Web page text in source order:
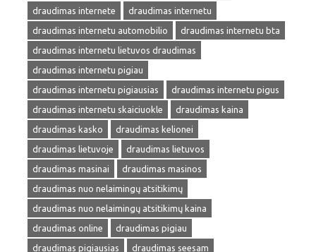
draudimas internete
draudimas internetu
draudimas internetu automobilio
draudimas internetu bta
draudimas internetu lietuvos draudimas
draudimas internetu pigiau
draudimas internetu pigiausias
draudimas internetu pigus
draudimas internetu skaiciuokle
draudimas kaina
draudimas kasko
draudimas kelionei
draudimas lietuvoje
draudimas lietuvos
draudimas masinai
draudimas masinos
draudimas nuo nelaimingų atsitikimų
draudimas nuo nelaimingų atsitikimų kaina
draudimas online
draudimas pigiau
draudimas pigiausias
draudimas seesam